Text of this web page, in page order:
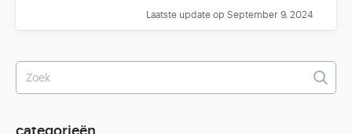
Laatste update op September 9, 2024